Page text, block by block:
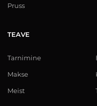
Pruss
TEAVE
Tarnimine
Makse
Meist